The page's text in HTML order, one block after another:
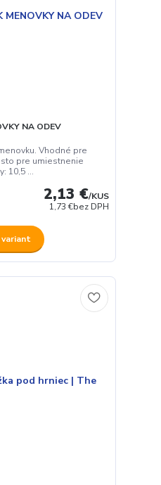
NA ODEV
Vhodné pre
pre umiestnenie
10,5 ...
2,13 €/KUS
1,73 €bez DPH